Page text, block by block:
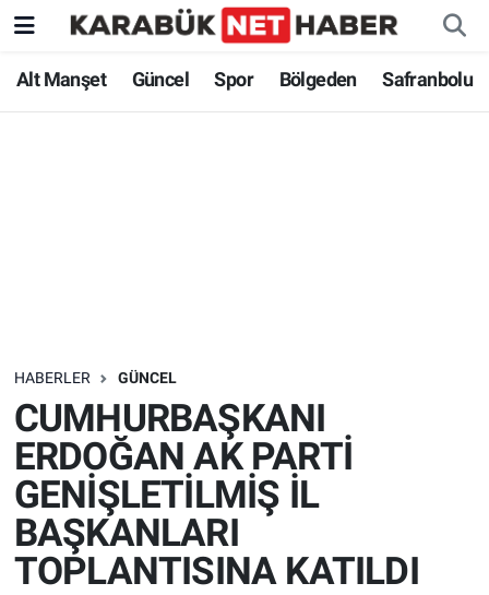
Alt Manşet Güncel Spor Bölgeden Safranbolu
HABERLER GÜNCEL
CUMHURBAŞKANI
ERDOĞAN AK PARTİ
GENİŞLETİLMİŞ İL
BAŞKANLARI
TOPLANTISINA KATILDI